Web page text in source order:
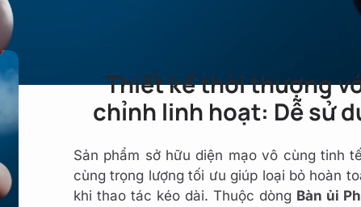
Thiết kế thời thượng
chỉnh linh hoạt: Dễ sử
Sản phẩm sở hữu diện mạo vô cùng tinh
cùng trọng lượng tối ưu giúp loại bỏ hoàn
khi thao tác kéo dài. Thuộc dòng Bàn ủi